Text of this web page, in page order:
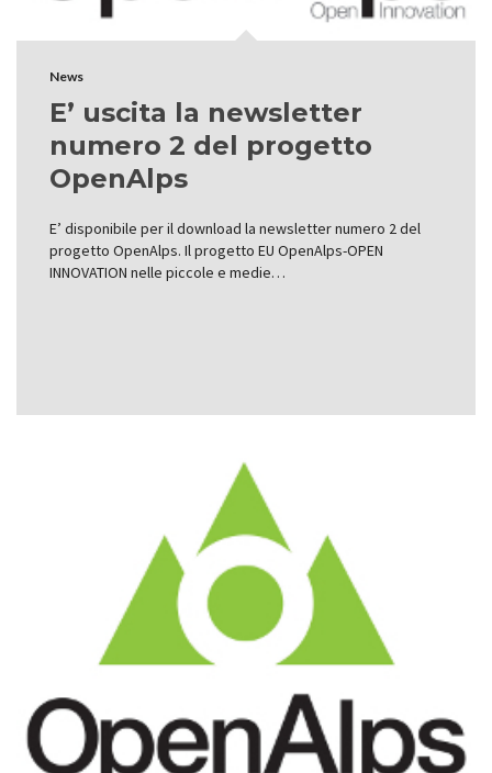
News
E’ uscita la newsletter
numero 2 del progetto
OpenAlps
E’ disponibile per il download la newsletter numero 2 del
progetto OpenAlps. Il progetto EU OpenAlps-OPEN
INNOVATION nelle piccole e medie…